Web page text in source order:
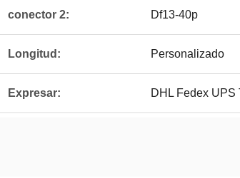
conector 2: Df13-40p
Longitud: Personalizado
Expresar: DHL Fedex UPS